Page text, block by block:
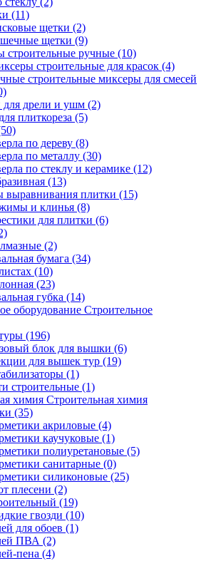
(11)
щетки (2)
щетки (9)
строительные ручные (10)
строительные для красок (4)
строительные миксеры для смесей
для дрели и ушм (2)
плиткореза (5)
по дереву (8)
по металлу (30)
по стеклу и керамике (12)
(13)
выравнивания плитки (15)
и клинья (8)
для плитки (6)
(2)
бумага (34)
(10)
(23)
губка (14)
Строительное
(196)
блок для вышки (6)
для вышек тур (19)
(1)
строительные (1)
Строительная химия
(35)
акриловые (4)
каучуковые (1)
полиуретановые (5)
санитарные (0)
силиконовые (25)
плесени (2)
(19)
гвозди (10)
для обоев (1)
ПВА (2)
пена (4)